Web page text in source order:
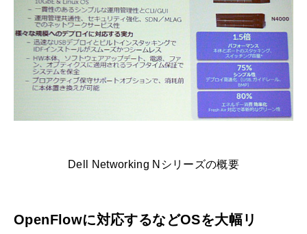
Dell Networking Nシリーズの概要
OpenFlowに対応するなどOSを大幅リ